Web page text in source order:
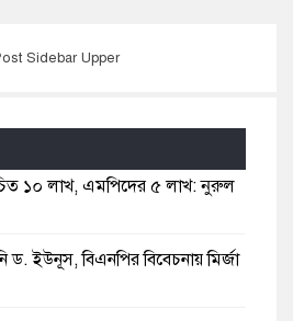
১০ লাখ, এমপিদের ৫ লাখ: নুরুল
ড. ইউনূস, বিএনপির বিবেচনায় মির্জা